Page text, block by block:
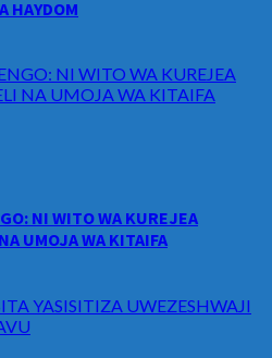
HAYDOM
NI WITO WA KUREJEA
NA UMOJA WA KITAIFA
NI WITO WA KUREJEA
UMOJA WA KITAIFA
YASISITIZA UWEZESHWAJI